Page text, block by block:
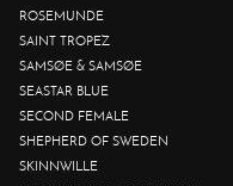
ROSEMUNDE
SAINT TROPEZ
SAMSØE & SAMSØE
SEASTAR BLUE
SECOND FEMALE
SHEPHERD OF SWEDEN
SKINNWILLE